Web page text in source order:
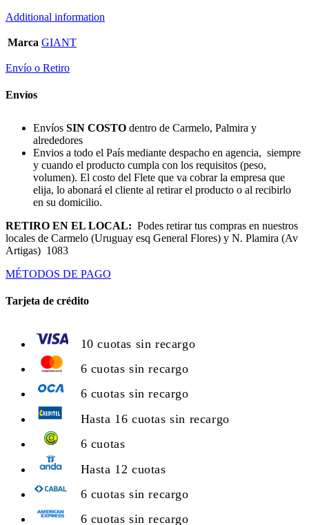
Additional information
Marca GIANT
Envío o Retiro
Envíos
Envíos SIN COSTO dentro de Carmelo, Palmira y
alrededores
Envios a todo el País mediante despacho en agencia, siempre
y cuando el producto cumpla con los requisitos (peso,
volumen). El costo del Flete que va cobrar la empresa que
elija, lo abonará el cliente al retirar el producto o al recibirlo
en su domicilio.
RETIRO EN EL LOCAL: Podes retirar tus compras en nuestros
locales de Carmelo (Uruguay esq General Flores) y N. Plamira (Av
Artigas) 1083
MÉTODOS DE PAGO
Tarjeta de crédito
10 cuotas sin recargo
6 cuotas sin recargo
6 cuotas sin recargo
Hasta 16 cuotas sin recargo
6 cuotas
Hasta 12 cuotas
6 cuotas sin recargo
6 cuotas sin recargo